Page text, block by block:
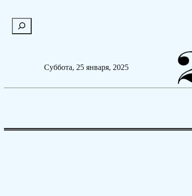
о
Суббота, 25 января, 2025